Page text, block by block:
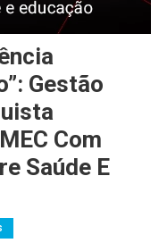
Gestão
Com
Saúde E